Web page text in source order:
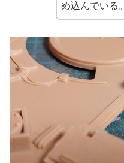
め込んでいる。